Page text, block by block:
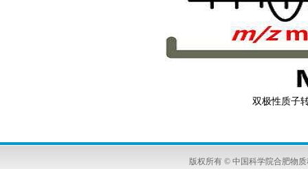
双极性质子
版权所有 © 中国科学院合肥物